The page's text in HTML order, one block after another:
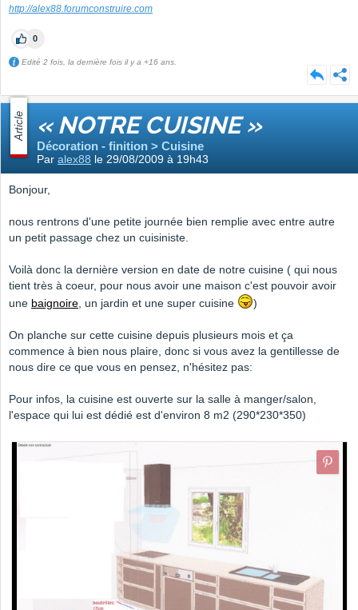
http://alex88.forumconstruire.com
0
Edité 2 fois, la dernière fois il y a +16 ans.
Article « NOTRE CUISINE »
Décoration - finition > Cuisine
Par alex88 le 29/08/2009 à 19h43
Bonjour,
nous rentrons d'une petite journée bien remplie avec entre autre
un petit passage chez un cuisiniste.
Voilà donc la dernière version en date de notre cuisine ( qui nous
tient très à coeur, pour nous avoir une maison c'est pouvoir avoir
une baignoire, un jardin et une super cuisine )
On planche sur cette cuisine depuis plusieurs mois et ça
commence à bien nous plaire, donc si vous avez la gentillesse de
nous dire ce que vous en pensez, n'hésitez pas:
Pour infos, la cuisine est ouverte sur la salle à manger/salon,
l'espace qui lui est dédié est d'environ 8 m2 (290*230*350)